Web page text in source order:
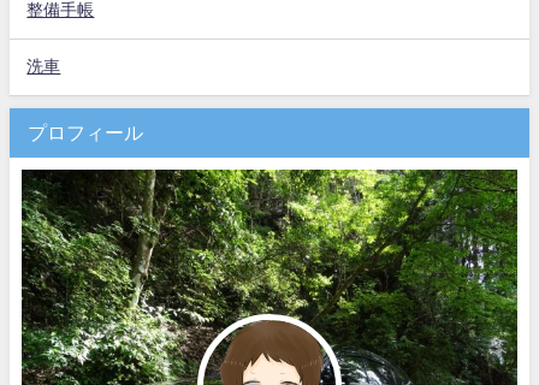
整備手帳
洗車
プロフィール